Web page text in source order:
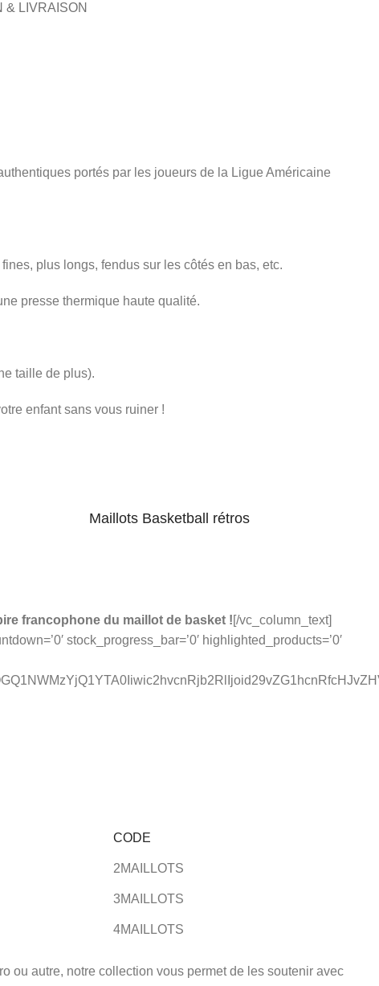
& LIVRAISON
portés par les joueurs de la Ligue Américaine
plus longs, fendus sur les côtés en bas, etc.
presse thermique haute qualité.
taille de plus).
enfant sans vous ruiner !
Maillots Basketball rétros
francophone du maillot de basket ![/vc_column_text]
stock_progress_bar=’0′ highlighted_products=’0′
CODE
2MAILLOTS
3MAILLOTS
4MAILLOTS
ou autre, notre collection vous permet de les soutenir avec